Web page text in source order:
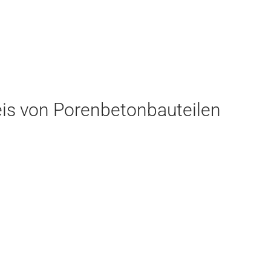
von Porenbetonbauteilen